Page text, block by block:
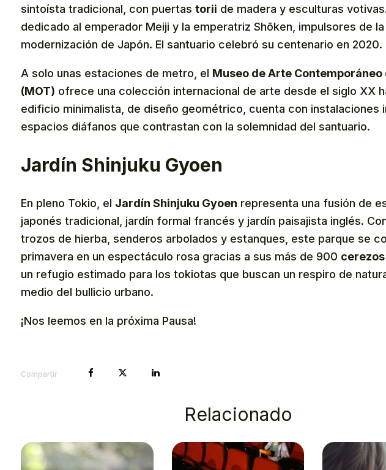
sintoísta tradicional, con puertas torii de madera y esculturas
dedicado al emperador Meiji y la emperatriz Shōken, impulsores de la
modernización de Japón. El santuario celebró su centenario en 2020.
A solo unas estaciones de metro, el Museo de Arte Contemporáneo
(MOT) ofrece una colección internacional de arte desde el siglo XX
edificio minimalista, de diseño geométrico, cuenta con instalaciones
espacios diáfanos que contrastan con la solemnidad del santuario.
Jardín Shinjuku Gyoen
En pleno Tokio, el Jardín Shinjuku Gyoen representa una fusión de
japonés tradicional, jardín formal francés y jardín paisajista inglés.
trozos de hierba, senderos arbolados y estanques, este parque se
primavera en un espectáculo rosa gracias a sus más de 900
un refugio estimado para los tokiotas que buscan un respiro de
medio del bullicio urbano.
¡Nos leemos en la próxima Pausa!
Compartir
Relacionado